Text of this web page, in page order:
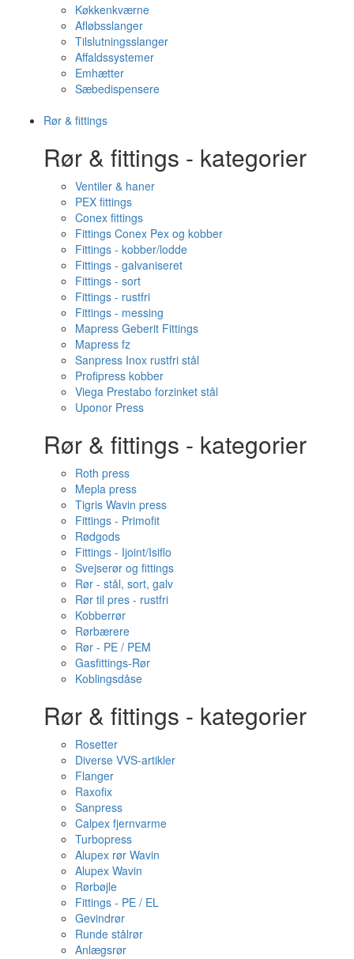
Køkkenkværne
Afløbsslanger
Tilslutningsslanger
Affaldssystemer
Emhætter
Sæbedispensere
Rør & fittings
Rør & fittings - kategorier
Ventiler & haner
PEX fittings
Conex fittings
Fittings Conex Pex og kobber
Fittings - kobber/lodde
Fittings - galvaniseret
Fittings - sort
Fittings - rustfri
Fittings - messing
Mapress Geberit Fittings
Mapress fz
Sanpress Inox rustfri stål
Profipress kobber
Viega Prestabo forzinket stål
Uponor Press
Rør & fittings - kategorier
Roth press
Mepla press
Tigris Wavin press
Fittings - Primofit
Rødgods
Fittings - Ijoint/Isiflo
Svejserør og fittings
Rør - stål, sort, galv
Rør til pres - rustfri
Kobberrør
Rørbærere
Rør - PE / PEM
Gasfittings-Rør
Koblingsdåse
Rør & fittings - kategorier
Rosetter
Diverse VVS-artikler
Flanger
Raxofix
Sanpress
Calpex fjernvarme
Turbopress
Alupex rør Wavin
Alupex Wavin
Rørbøjle
Fittings - PE / EL
Gevindrør
Runde stålrør
Anlægsrør